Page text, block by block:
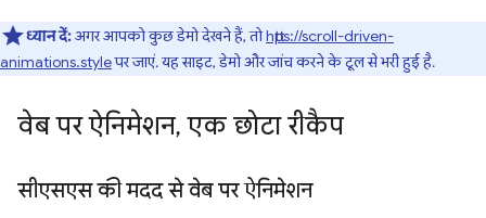
ध्यान दें:अगर आपको कुछ डेमो देखने हैं, तोhttps://scroll-driven-
animations.styleपर जाएं. यह साइट, डेमो और जांच करने के टूल से भरी हुई है.
वेब पर ऐनिमेशन, एक छोटा रीकैप
सीएसएस की मदद से वेब पर ऐनिमेशन